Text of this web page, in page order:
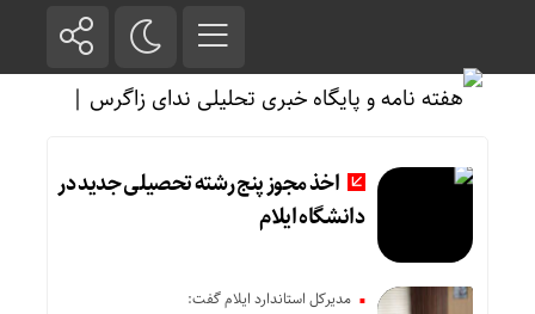
اخذ مجوز پنج رشته تحصیلی جدید در
دانشگاه ایلام
مدیرکل استاندارد ایلام گفت: